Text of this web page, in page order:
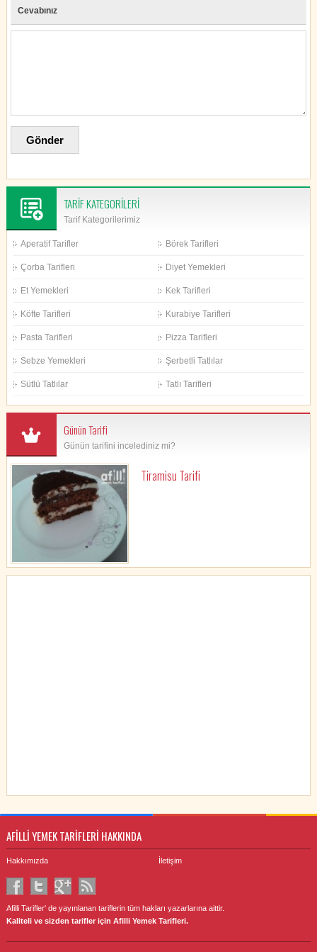
Cevabınız
TARİF KATEGORİLERİ
Tarif Kategorilerimiz
Aperatif Tarifler Börek Tarifleri
Çorba Tarifleri Diyet Yemekleri
Et Yemekleri Kek Tarifleri
Köfte Tarifleri Kurabiye Tarifleri
Pasta Tarifleri Pizza Tarifleri
Sebze Yemekleri Şerbetli Tatlılar
Sütlü Tatlılar Tatlı Tarifleri
Günün Tarifi
Günün tarifini incelediniz mi?
Tiramisu Tarifi
AFİLLİ YEMEK TARİFLERİ HAKKINDA
Hakkımızda İletişim
Afilli Tarifler' de yayınlanan tariflerin tüm hakları yazarlarına aittir.
Kaliteli ve sizden tarifler için Afilli Yemek Tarifleri.